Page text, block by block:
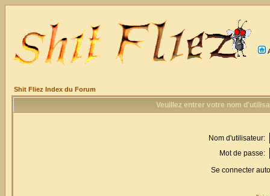
Shit Fliez Index du Forum
Veuillez entrer votre nom
Nom d'utilisateur:
Mot de passe:
Se connecter